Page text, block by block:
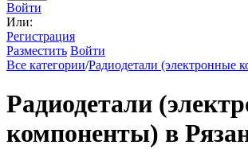
Войти
Или:
Регистрация
Разместить Войти
Все категории/Радиодетали (электронные
Радиодетали
компоненты) в